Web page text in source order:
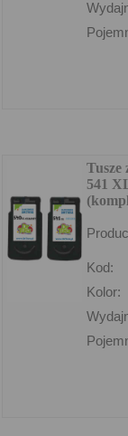
Tusze
541
Kod:
Kolor: